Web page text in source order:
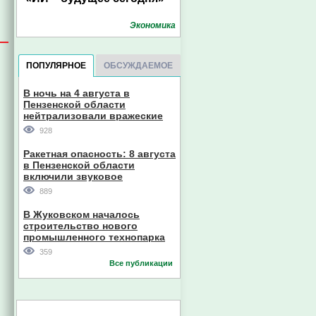
Экономика
ПОПУЛЯРНОЕ ОБСУЖДАЕМОЕ
В ночь на 4 августа в
Пензенской области
нейтрализовали вражеские
дроны
928
Ракетная опасность: 8 августа
в Пензенской области
включили звуковое
оповещение
889
В Жуковском началось
строительство нового
промышленного технопарка
359
Все публикации